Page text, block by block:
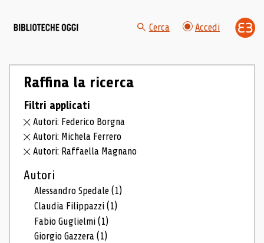
Cerca Accedi
Raffina la ricerca
Filtri applicati
Autori: Federico Borgna
Autori: Michela Ferrero
Autori: Raffaella Magnano
Autori
Alessandro Spedale(1)
Claudia Filippazzi(1)
Fabio Guglielmi(1)
Giorgio Gazzera(1)